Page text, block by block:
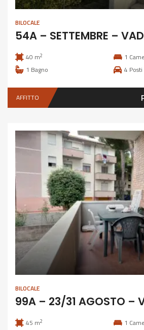
BILOCALE
54A – SETTEMBRE –
40 m2 1
1 Bagno 4
AFFITTO
BILOCALE
45 m2 1